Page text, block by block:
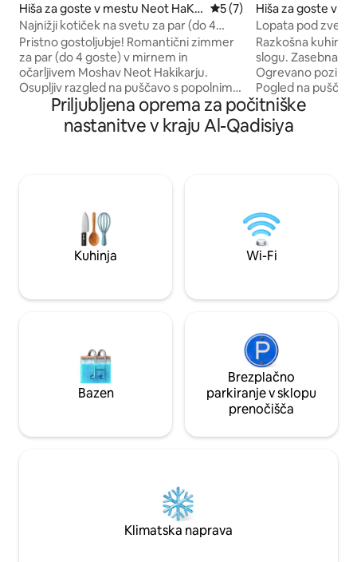
Hiša za goste v mestu Neot HaKik
ar
Povprečna ocena: 5 od 5,
5 (7)
Najnižji kotiček na svetu za par (do 4
osebe) v mirnem in varnem mošavu
Pristno gostoljubje! Romantični zimmer
za par (do 4 goste) v mirnem in
očarljivem Moshav Neot Hakikarju.
Osupljiv razgled na puščavo s popolnim
mirom, bazenom in masažno kadjo za
popolne trenutke razvajanja. Popolnoma
opremljena kuhinja z vso potrebno
bomo nudili strokovne osebne nasvete
in napotke do najboljših znamenitosti.
Zdrav zajtrk in vlaganje od kmeta na
krožnik (proti doplačilu). Odklopite se od
popolna in je kratka.
Hiša za goste v
a
Lopata pod
kuhinja
Razkošna
slogu. Zasebna in
Ogrevano pozimi
Pogled na
studiu lahko
ustvarjalno
najemodajateljice
omogoča
Sestanek z Idom
je vnaprej
za posameznika ali
Priljubljena oprema za počitniške
nastanitve v kraju Al-Qadisiya
Kuhinja Wi-Fi
Bazen
Brezplačno
parkiranje v sklopu
prenočišča
Klimatska naprava